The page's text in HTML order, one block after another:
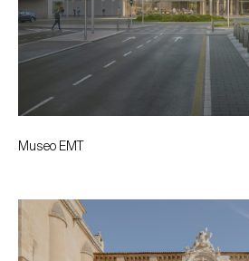
Museo EMT